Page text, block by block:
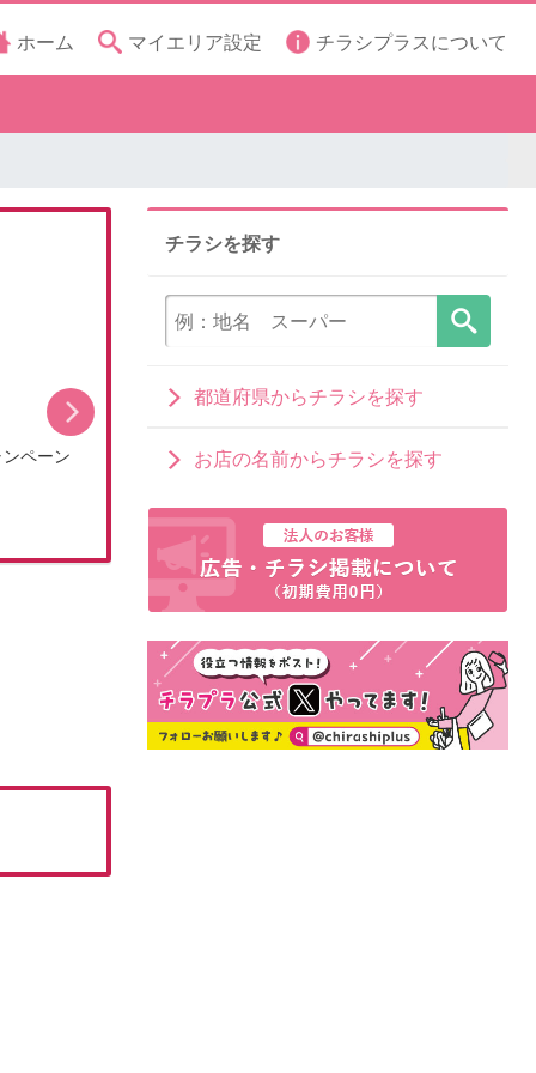
ホーム マイエリア設定 チラシプラスについて
ペーン
【DCMアプリ会員さま限定】特別ポイント付与キ
チラシを探す
都道府県からチラシを探す
お店の名前からチラシを探す